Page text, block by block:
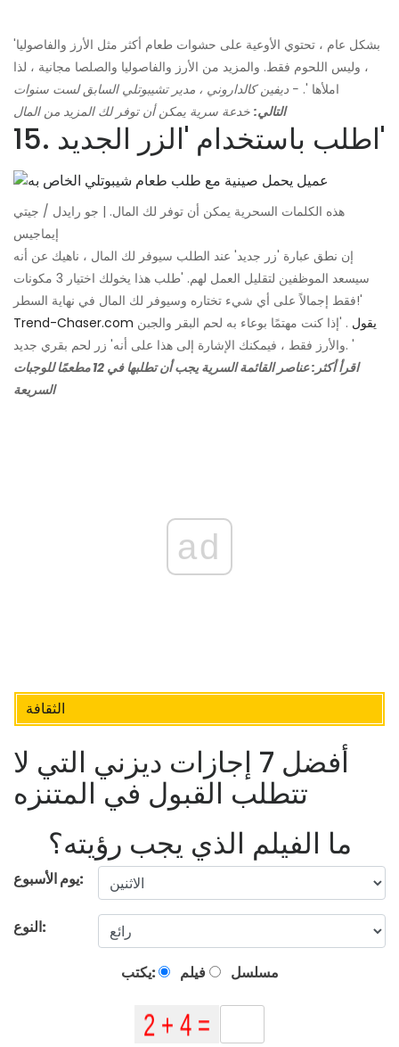
'بشكل عام ، تحتوي الأوعية على حشوات طعام أكثر مثل الأرز والفاصوليا
، وليس اللحوم فقط. والمزيد من الأرز والفاصوليا والصلصا مجانية ، لذا
املأها '. - ديفين كالداروني ، مدير تشيبوتلي السابق لست سنوات
التالي: خدعة سرية يمكن أن توفر لك المزيد من المال
15. اطلب باستخدام 'الزر الجديد'
هذه الكلمات السحرية يمكن أن توفر لك المال. | جو رايدل / جيتي
إيماجيس
إن نطق عبارة 'زر جديد' عند الطلب سيوفر لك المال ، ناهيك عن أنه
سيسعد الموظفين لتقليل العمل لهم. 'طلب هذا يخولك اختيار 3 مكونات
فقط إجمالاً على أي شيء تختاره وسيوفر لك المال في نهاية السطر!'
Trend-Chaser.com يقول . 'إذا كنت مهتمًا بوعاء به لحم البقر والجبن
والأرز فقط ، فيمكنك الإشارة إلى هذا على أنه' زر لحم بقري جديد. '
اقرأ أكثر: عناصر القائمة السرية يجب أن تطلبها في 12 مطعمًا للوجبات
السريعة
ad
الثقافة
أفضل 7 إجازات ديزني التي لا
تتطلب القبول في المتنزه
ما الفيلم الذي يجب رؤيته؟
يوم الأسبوع:
النوع:
يكتب: فيلم مسلسل